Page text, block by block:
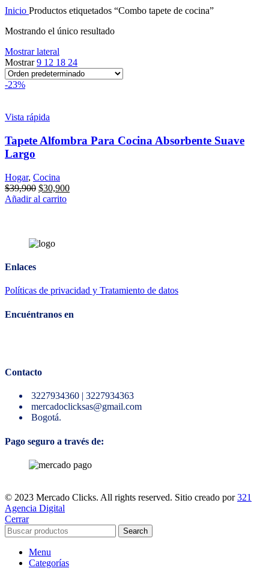
Inicio Productos etiquetados “Combo tapete de cocina”
Mostrando el único resultado
Mostrar lateral
Mostrar9 12 18 24
-23%
Vista rápida
Tapete Alfombra Para Cocina Absorbente Suave
Largo
Hogar, Cocina
$39,900 El
precio
$30,900El
Añadir al carrito
Enlaces
Políticas de privacidad y Tratamiento de datos
Encuéntranos en
Contacto
3227934360 | 3227934363
mercadoclicksas@gmail.com
Bogotá.
Pago seguro a través de:
© 2023 Mercado Clicks. All rights reserved. Sitio creado por321
Agencia Digital
Cerrar
Search
Menu
Categorías